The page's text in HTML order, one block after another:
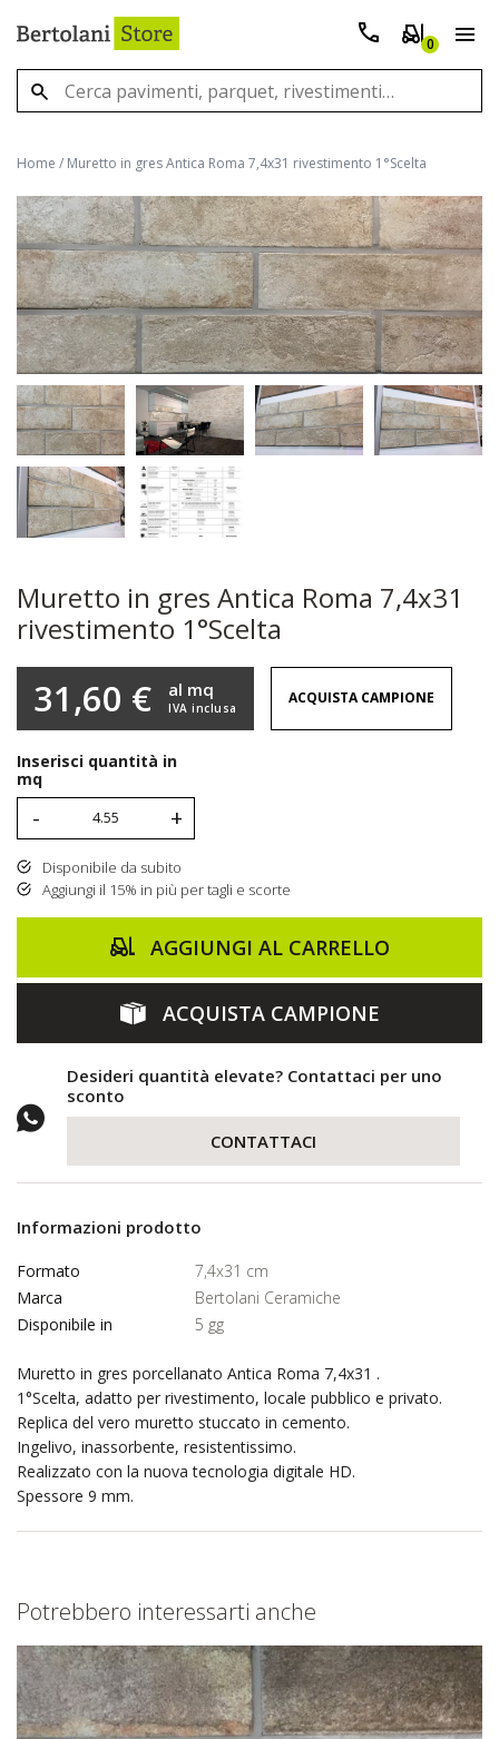
0
Home / Muretto in gres Antica Roma 7,4x31 rivestimento 1°Scelta
Muretto in gres Antica Roma 7,4x31
rivestimento 1°Scelta
31,60 € IVA inclusa
al mq ACQUISTA CAMPIONE
Inserisci quantità in
mq
- +
Disponibile da subito
Aggiungi il 15% in più per tagli e scorte
AGGIUNGI AL CARRELLO
ACQUISTA CAMPIONE
Desideri quantità elevate? Contattaci per uno
sconto
CONTATTACI
Informazioni prodotto
Formato
7,4x31 cm
Marca
Bertolani Ceramiche
Disponibile in
5 gg
Muretto in gres porcellanato Antica Roma 7,4x31 .
1°Scelta, adatto per rivestimento, locale pubblico e privato.
Replica del vero muretto stuccato in cemento.
Ingelivo, inassorbente, resistentissimo.
Realizzato con la nuova tecnologia digitale HD.
Spessore 9 mm.
Potrebbero interessarti anche